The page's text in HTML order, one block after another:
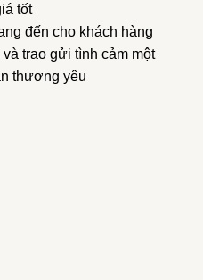
tốt
đến cho khách hàng
trao gửi tình cảm một
thương yêu